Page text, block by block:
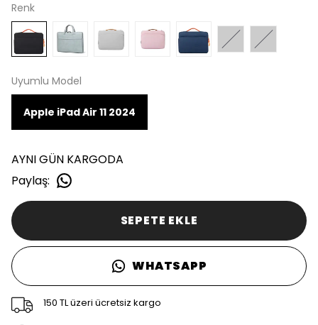
Renk
Uyumlu Model
Apple iPad Air 11 2024
AYNI GÜN KARGODA
Paylaş:
SEPETE EKLE
WHATSAPP
150 TL üzeri ücretsiz kargo